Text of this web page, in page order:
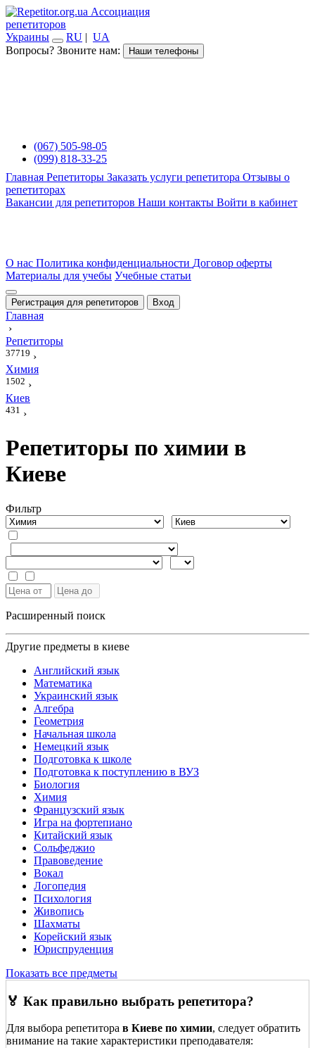
Ассоциация
репетиторов
Украины
RU | UA
Вопросы? Звоните нам:
Наши телефоны
(067) 505-98-05
(099) 818-33-25
Главная Репетиторы Заказать услуги репетитора Отзывы о
репетиторах
Вакансии для репетиторов Наши контакты Войти в кабинет
О нас Политика конфиденциальности Договор оферты
Материалы для учебы Учебные статьи
Регистрация для репетиторов Вход
Главная
›
Репетиторы
37719 ›
Химия
1502 ›
Киев
431 ›
Репетиторы по химии в
Киеве
Фильтр
Расширенный поиск
Другие предметы в киеве
Английский язык
Математика
Украинский язык
Алгебра
Геометрия
Начальная школа
Немецкий язык
Подготовка к школе
Подготовка к поступлению в ВУЗ
Биология
Химия
Французский язык
Игра на фортепиано
Китайский язык
Сольфеджио
Правоведение
Вокал
Логопедия
Психология
Живопись
Шахматы
Корейский язык
Юриспруденция
Показать все предметы
🏅 Как правильно выбрать репетитора?
Для выбора репетитора в Киеве по химии, следует обратить
внимание на такие характеристики преподавателя: